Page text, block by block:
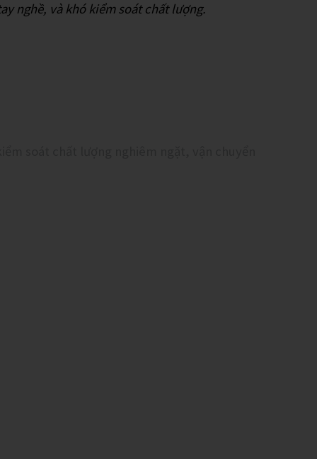
nghề, và khó kiểm soát chất lượng.